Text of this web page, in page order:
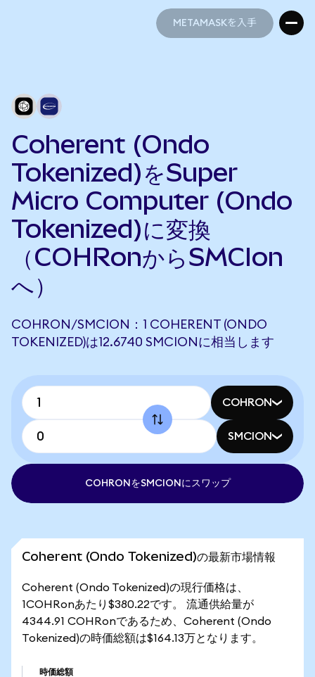
METAMASKを入手
Coherent (Ondo
Tokenized)をSuper
Micro Computer (Ondo
Tokenized)に変換
（COHRonからSMCIon
へ）
COHRON/SMCION：1 COHERENT (ONDO
TOKENIZED)は12.6740 SMCIONに相当します
COHRON
SMCION
COHRONをSMCIONにスワップ
Coherent (Ondo Tokenized)の最新市場情報
Coherent (Ondo Tokenized)の現行価格は、
1COHRonあたり$380.22です。 流通供給量が
4344.91 COHRonであるため、Coherent (Ondo
Tokenized)の時価総額は$164.13万となります。
時価総額